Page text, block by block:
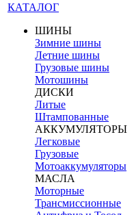
КАТАЛОГ
ШИНЫ
Зимние шины
Летние шины
Грузовые шины
Мотошины
ДИСКИ
Литые
Штампованные
АККУМУЛЯТОРЫ
Легковые
Грузовые
Мотоаккумуляторы
МАСЛА
Моторные
Трансмиссионные